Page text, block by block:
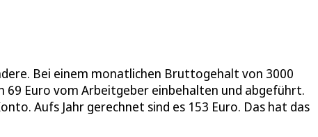
Bei einem monatlichen Bruttogehalt von 3000
69 Euro vom Arbeitgeber einbehalten und abgeführt.
Aufs Jahr gerechnet sind es 153 Euro. Das hat das